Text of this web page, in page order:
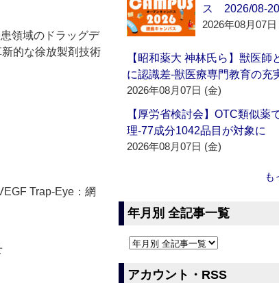
領域のドラッグデ
的な徐放製剤技術
Trap-Eye：網
ス 2026/08-
2026年08月07日
【昭和薬大 神林氏ら】獣医師
に認識差‐獣医療専門教育の充
2026年08月07日 (金)
【厚労省検討会】OTC類似薬
理‐77成分1042品目が対象に
2026年08月07日 (金)
も
年月別 全記事一覧
アカウント・RSS